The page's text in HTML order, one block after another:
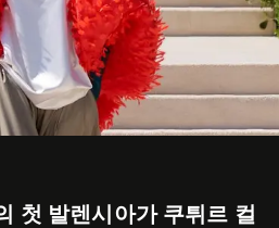
첫 발렌시아가 쿠튀르 컬